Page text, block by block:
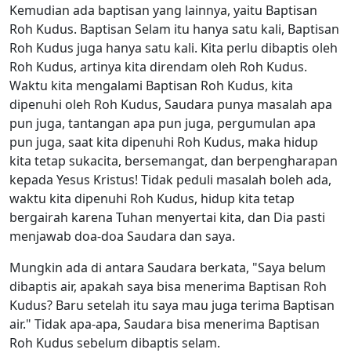
Kemudian ada baptisan yang lainnya, yaitu Baptisan
Roh Kudus. Baptisan Selam itu hanya satu kali, Baptisan
Roh Kudus juga hanya satu kali. Kita perlu dibaptis oleh
Roh Kudus, artinya kita direndam oleh Roh Kudus.
Waktu kita mengalami Baptisan Roh Kudus, kita
dipenuhi oleh Roh Kudus, Saudara punya masalah apa
pun juga, tantangan apa pun juga, pergumulan apa
pun juga, saat kita dipenuhi Roh Kudus, maka hidup
kita tetap sukacita, bersemangat, dan berpengharapan
kepada Yesus Kristus! Tidak peduli masalah boleh ada,
waktu kita dipenuhi Roh Kudus, hidup kita tetap
bergairah karena Tuhan menyertai kita, dan Dia pasti
menjawab doa-doa Saudara dan saya.
Mungkin ada di antara Saudara berkata, "Saya belum
dibaptis air, apakah saya bisa menerima Baptisan Roh
Kudus? Baru setelah itu saya mau juga terima Baptisan
air." Tidak apa-apa, Saudara bisa menerima Baptisan
Roh Kudus sebelum dibaptis selam.